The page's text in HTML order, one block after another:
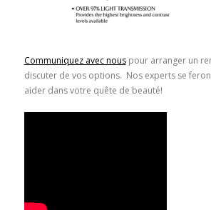
Communiquez avec nouspour arranger un
discuter de vos options. Nos experts se
aider dans votre quête de beauté!